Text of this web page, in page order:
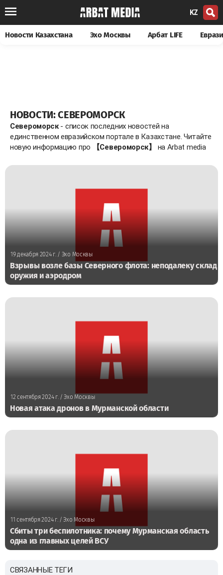
KZ
Новости Казахстана Эхо Москвы Арбат LIFE
НОВОСТИ: СЕВЕРОМОРСК
Североморск- список последних новостей на
единственном евразийском портале в Казахстане. Читайте
новую информацию про
【Североморск】 на Arbat media
19 декабря 2024 г./ Эхо Москвы
Взрывы возле базы Северного флота: неподалеку склад
оружия и аэродром
12 сентября 2024 г./ Эхо Москвы
Новая атака дронов в Мурманской области
11 сентября 2024 г./ Эхо Москвы
Сбиты три беспилотника: почему Мурманская область
одна из главных целей ВСУ
СВЯЗАННЫЕ ТЕГИ